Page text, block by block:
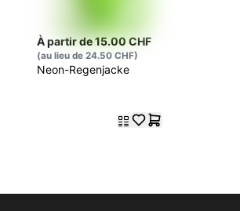
À partir de 15.00 CHF
(au lieu de 24.50 CHF)
Neon-Regenjacke